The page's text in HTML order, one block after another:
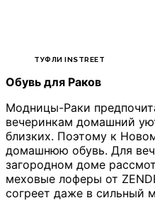
ТУФЛИ INSTREET
Обувь для Раков
Модницы-Раки
вечеринкам домашний
близких. Поэтому к
домашнюю обувь. Для
загородном доме
меховые лоферы от
согреет даже в сильный